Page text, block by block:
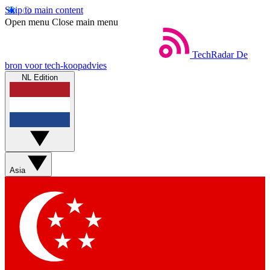
Skip to main content
Open menu Close main menu
TechRadar De
bron voor tech-koopadvies
NL Edition
Asia